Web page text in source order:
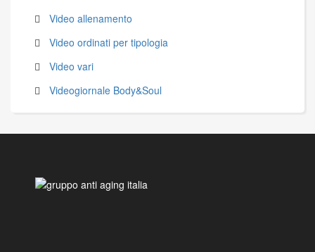
Video allenamento
Video ordinati per tipologia
Video vari
Videogiornale Body&Soul